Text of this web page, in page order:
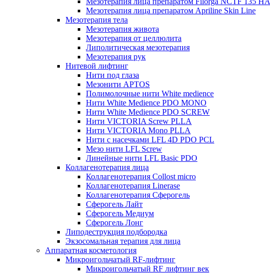
Мезотерапия лица препаратом Apriline Skin Line
Мезотерапия тела
Мезотерапия живота
Мезотерапия от целлюлита
Липолитическая мезотерапия
Мезотерапия рук
Нитевой лифтинг
Нити под глаза
Мезонити APTOS
Полимолочные нити White medience
Нити White Medience PDO MONO
Нити White Medience PDO SCREW
Нити VICTORIA Screw PLLA
Нити VICTORIA Mono PLLA
Нити с насечками LFL 4D PDO PCL
Мезо нити LFL Screw
Линейные нити LFL Basic PDO
Коллагенотерапия лица
Коллагенотерапия Collost micro
Коллагенотерапия Linerase
Коллагенотерапия Сферогель
Сферогель Лайт
Сферогель Медиум
Сферогель Лонг
Липодеструкция подбородка
Экзосомальная терапия для лица
Аппаратная косметология
Микроигольчатый RF-лифтинг
Микроигольчатый RF лифтинг век